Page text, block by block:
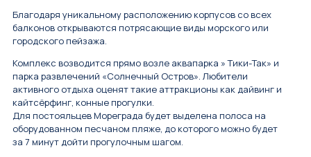
Благодаря уникальному расположению корпусов со всех
балконов открываются потрясающие виды морского или
городского пейзажа.
Комплекс возводится прямо возле аквапарка » Тики-Так» и
парка развлечений «Солнечный Остров». Любители
активного отдыха оценят такие аттракционы как дайвинг и
кайтсёрфинг, конные прогулки.
Для постояльцев Мореграда будет выделена полоса на
оборудованном песчаном пляже, до которого можно будет
за 7 минут дойти прогулочным шагом.